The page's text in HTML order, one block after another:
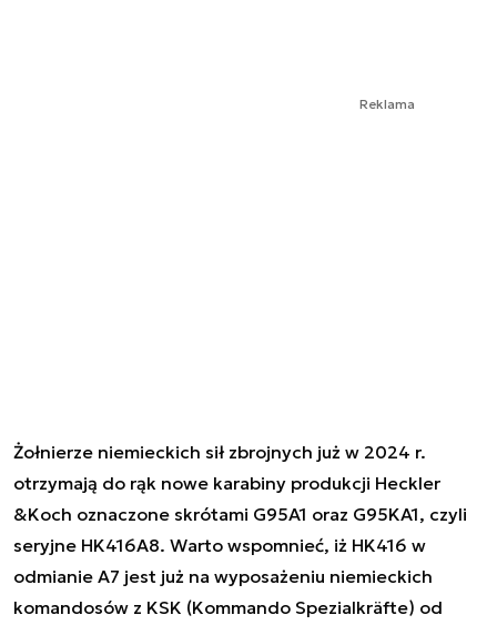
Reklama
Żołnierze niemieckich sił zbrojnych już w 2024 r.
otrzymają do rąk nowe karabiny produkcji Heckler
&Koch oznaczone skrótami G95A1 oraz G95KA1, czyli
seryjne HK416A8. Warto wspomnieć, iż HK416 w
odmianie A7 jest już na wyposażeniu niemieckich
komandosów z KSK (Kommando Spezialkräfte) od